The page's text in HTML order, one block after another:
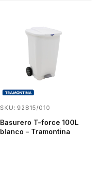
SKU: 92815/010
Basurero T-force 100L
blanco – Tramontina